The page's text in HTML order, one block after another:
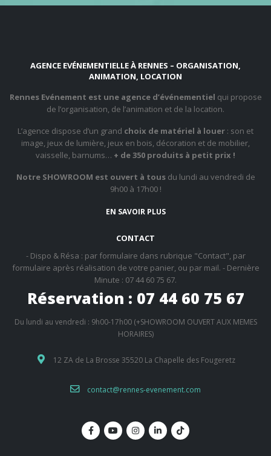
AGENCE EVÉNEMENTIELLE À RENNES – ORGANISATION,
ANIMATION, LOCATION
Rennes Evénement est une agence d’événementiel qui propose
de l’organisation, de l’animation et de la location.
L’agence dispose d’un grand choix de matériel à louer : son et
image, jeux de lumière, jeux en bois, décoration et de mobilier,
vaisselle, barnums… + de 350 produits à petit prix !
Notre SHOWROOM est ouvert à tousdu lundi au vendredi de
9h00 à 17h00 !
EN SAVOIR PLUS
CONTACT
- Dispo & Résa : par formulaire dans rubrique "Contact", par
formulaire après réalisation de votre panier, ou par mail. - Dernière
Minute : 07 44 60 75 67.
Réservation : 07 44 60 75 67
Du lundi au vendredi : 9h00-17h00 (+SHOWROOM OUVERT AUX MEMES
HORAIRES)
12 ZA de La Brosse 35520 La Chapelle des Fougeretz
contact@rennes-evenement.com